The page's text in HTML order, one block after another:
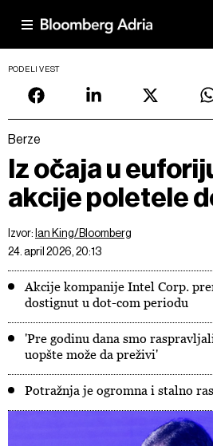
PODELI VEST
Berze
Iz očaja u
akcije poletele
Izvor: Ian King/Bloomberg
24. april 2026, 20:13
Akcije kompanije Intel Corp.
dostignut u dot-com periodu
'Pre godinu dana smo
uopšte može da preživi'
Potražnja je ogromna i stalno